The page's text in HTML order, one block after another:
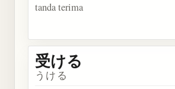
tanda terima
受ける
うける